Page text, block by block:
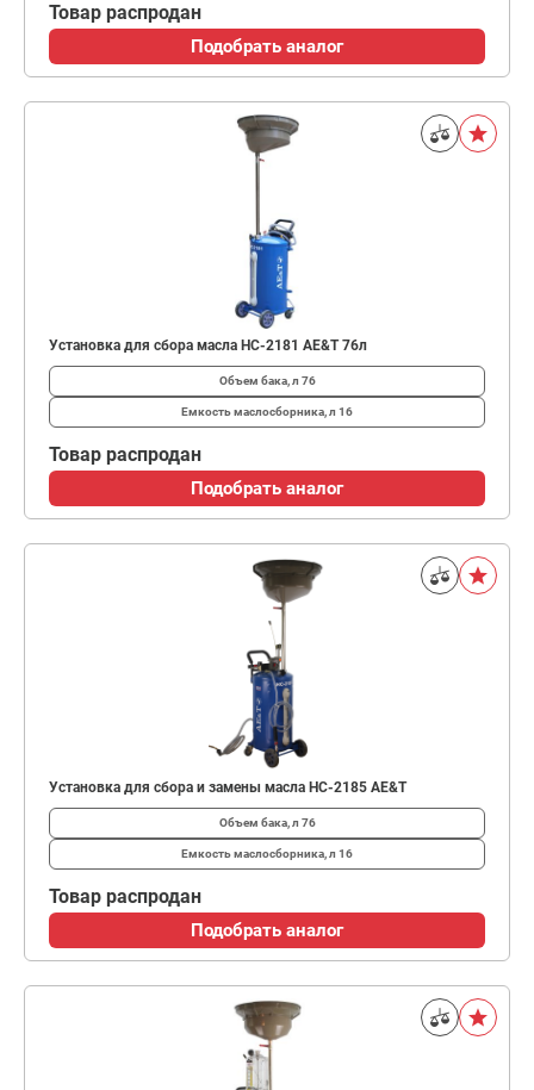
Товар распродан
Подобрать аналог
Установка для сбора масла HC-2181 AE&T 76л
Объем бака, л 76
Емкость маслосборника, л 16
Товар распродан
Подобрать аналог
Установка для сбора и замены масла HC-2185 AE&T
Объем бака, л 76
Емкость маслосборника, л 16
Товар распродан
Подобрать аналог